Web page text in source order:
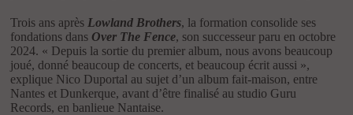
Trois ans après Lowland Brothers, la formation consolide ses
fondations dans Over The Fence, son successeur paru en octobre
2024. « Depuis la sortie du premier album, nous avons beaucoup
joué, donné beaucoup de concerts, et beaucoup écrit aussi »,
explique Nico Duportal au sujet d’un album fait-maison, entre
Nantes et Dunkerque, avant d’être finalisé au studio Guru
Records, en banlieue Nantaise.